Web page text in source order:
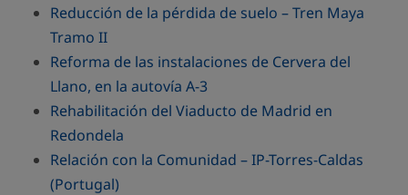
Reducción de la pérdida de suelo – Tren Maya
Tramo II
Reforma de las instalaciones de Cervera del
Llano, en la autovía A-3
Rehabilitación del Viaducto de Madrid en
Redondela
Relación con la Comunidad – IP-Torres-Caldas
(Portugal)